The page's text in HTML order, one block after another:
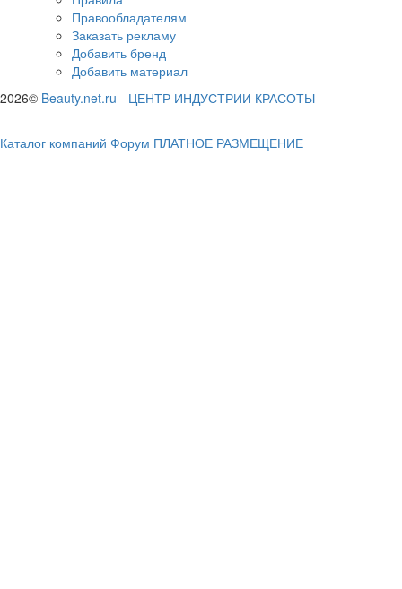
Правообладателям
Заказать рекламу
Добавить бренд
Добавить материал
2026© Beauty.net.ru - ЦЕНТР ИНДУСТРИИ КРАСОТЫ
Каталог компаний Форум ПЛАТНОЕ РАЗМЕЩЕНИЕ